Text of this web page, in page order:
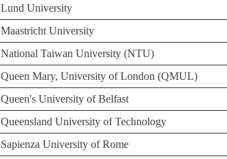
Lund University
Maastricht University
National Taiwan University (NTU)
Queen Mary, University of London (QMUL)
Queen's University of Belfast
Queensland University of Technology
Sapienza University of Rome